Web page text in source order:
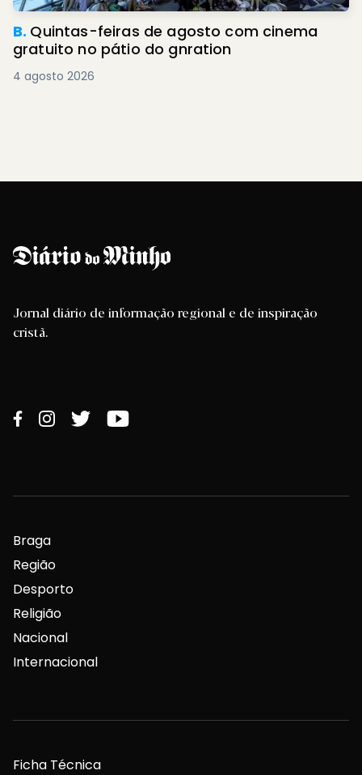
B. Quintas-feiras de agosto com cinema
gratuito no pátio do gnration
4 agosto 2026
Jornal diário de informação regional e de inspiração
cristã.
Braga
Região
Desporto
Religião
Nacional
Internacional
Ficha Técnica